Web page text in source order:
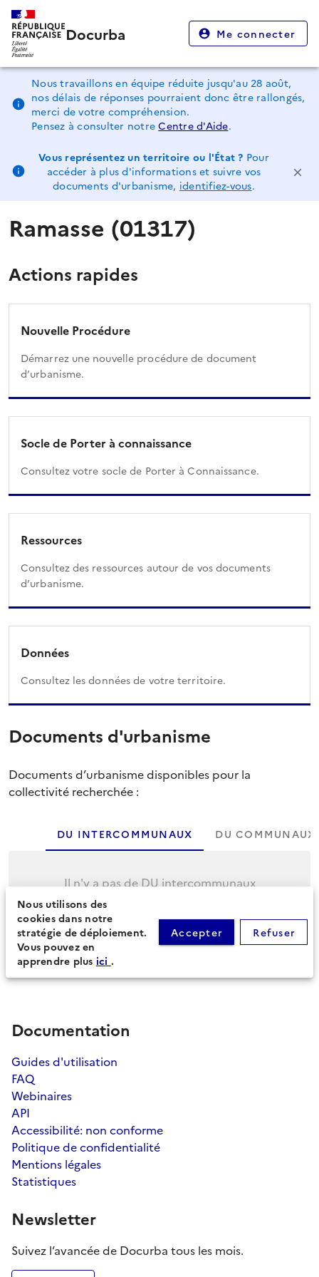
Docurba Me connecter
Nous travaillons en équipe réduite jusqu'au 28 août,
nos délais de réponses pourraient donc être rallongés,
merci de votre compréhension.
Pensez à consulter notreCentre d'Aide.
Vous représentez un territoire ou l'État ? Pour
accéder à plus d'informations et suivre vos
documents d'urbanisme, identifiez-vous.
Ramasse (01317)
Actions rapides
Nouvelle Procédure
Démarrez une nouvelle procédure de document
d’urbanisme.
Socle de Porter à connaissance
Consultez votre socle de Porter à Connaissance.
Ressources
Consultez des ressources autour de vos documents
d’urbanisme.
Données
Consultez les données de votre territoire.
Documents d'urbanisme
Documents d’urbanisme disponibles pour la
collectivité recherchée :
DU INTERCOMMUNAUX DU COMMUNAUX
Il n'y a pas de DU intercommunaux
Cliquez sur l'onglet suivant pour afficher les
DU communaux.
Documentation
Guides d'utilisation
FAQ
Webinaires
API
Accessibilité: non conforme
Politique de confidentialité
Mentions légales
Statistiques
Newsletter
Suivez l’avancée de Docurba tous les mois.
Nous utilisons des
cookies dans notre
stratégie de déploiement.
Vous pouvez en
apprendre plus ici .
Accepter Refuser